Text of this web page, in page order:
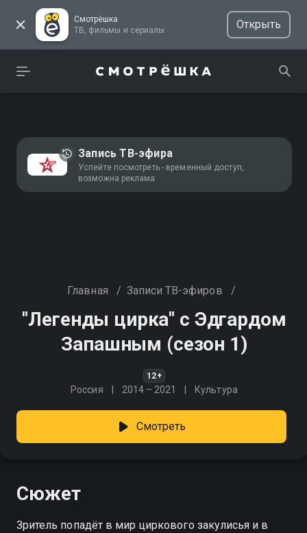
Смотрёшка
ТВ, фильмы и сериалы
Открыть
Запись ТВ-эфира
Успейте посмотреть - временный доступ,
возможна реклама
Главная / Записи ТВ-эфиров /
"Легенды цирка" с Эдгардом
Запашным (сезон 1)
12+
Россия 2014 – 2021 Культура
Смотреть
Сюжет
Зритель попадёт в мир циркового закулисья и в